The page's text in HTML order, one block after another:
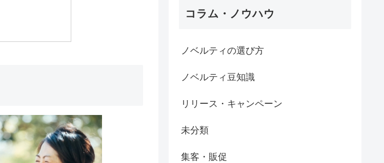
コラム・ノウハウ
ノベルティの選び方
ノベルティ豆知識
リリース・キャンペーン
未分類
集客・販促